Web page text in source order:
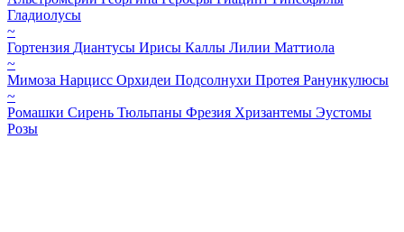
Гладиолусы
~
Гортензия Диантусы Ирисы Каллы Лилии Маттиола
~
Мимоза Нарцисс Орхидеи Подсолнухи Протея Ранункулюсы
~
Ромашки Сирень Тюльпаны Фрезия Хризантемы Эустомы
Розы